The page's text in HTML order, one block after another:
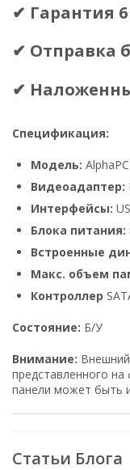
✔ Гарантия
✔ Отправка
✔
Спецификация:
Модель:
Видеоадаптер:
Интерфейсы:
Блока питания:
Встроенные
Макс. объем
Контроллер
Состояние: Б/У
Внимание:
представленного
панели может быть
Статьи Блога